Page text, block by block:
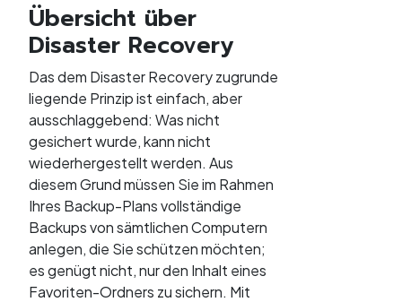
Übersicht über
Disaster Recovery
Das dem Disaster Recovery zugrunde
liegende Prinzip ist einfach, aber
ausschlaggebend: Was nicht
gesichert wurde, kann nicht
wiederhergestellt werden. Aus
diesem Grund müssen Sie im Rahmen
Ihres Backup-Plans vollständige
Backups von sämtlichen Computern
anlegen, die Sie schützen möchten;
es genügt nicht, nur den Inhalt eines
Favoriten-Ordners zu sichern. Mit